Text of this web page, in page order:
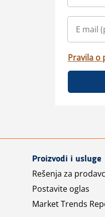
Pravila o
Proizvodi i usluge
Rešenja za
Postavite oglas
Market Trends